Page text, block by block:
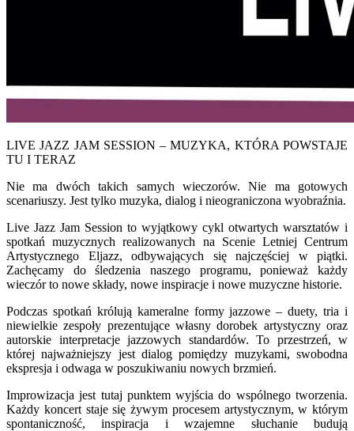
LIVE JAZZ JAM SESSION – MUZYKA, KTÓRA POWSTAJE
TU I TERAZ
Nie ma dwóch takich samych wieczorów. Nie ma gotowych
scenariuszy. Jest tylko muzyka, dialog i nieograniczona wyobraźnia.
Live Jazz Jam Session to wyjątkowy cykl otwartych warsztatów i
spotkań muzycznych realizowanych na Scenie Letniej Centrum
Artystycznego Eljazz, odbywających się najczęściej w piątki.
Zachęcamy do śledzenia naszego programu, ponieważ każdy
wieczór to nowe składy, nowe inspiracje i nowe muzyczne historie.
Podczas spotkań królują kameralne formy jazzowe – duety, tria i
niewielkie zespoły prezentujące własny dorobek artystyczny oraz
autorskie interpretacje jazzowych standardów. To przestrzeń, w
której najważniejszy jest dialog pomiędzy muzykami, swobodna
ekspresja i odwaga w poszukiwaniu nowych brzmień.
Improwizacja jest tutaj punktem wyjścia do wspólnego tworzenia.
Każdy koncert staje się żywym procesem artystycznym, w którym
spontaniczność, inspiracja i wzajemne słuchanie budują